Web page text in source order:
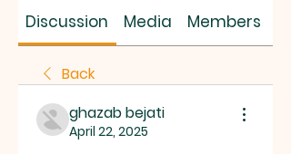
Discussion Media Members
Back
ghazab bejati
April 22, 2025